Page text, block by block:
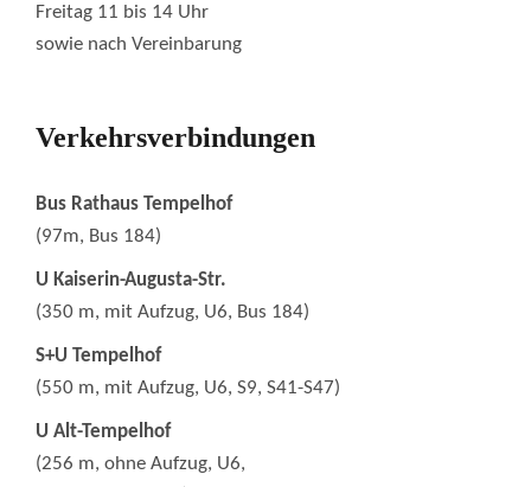
Freitag 11 bis 14 Uhr
sowie nach Vereinbarung
Verkehrsverbindungen
Bus Rathaus Tempelhof
(97m, Bus 184)
U Kaiserin-Augusta-Str.
(350 m, mit Aufzug, U6, Bus 184)
S+U Tempelhof
(550 m, mit Aufzug, U6, S9, S41-S47)
U Alt-Tempelhof
(256 m, ohne Aufzug, U6,